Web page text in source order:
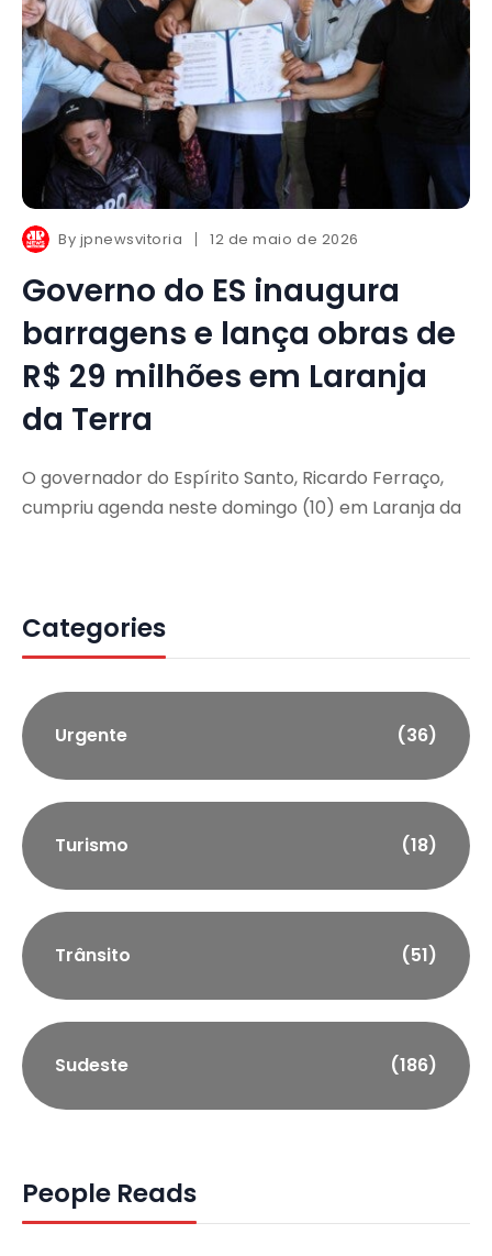
By jpnewsvitoria 12 de maio de 2026
Governo do ES inaugura
barragens e lança obras de
R$ 29 milhões em Laranja
da Terra
O governador do Espírito Santo, Ricardo Ferraço,
cumpriu agenda neste domingo (10) em Laranja da
Categories
Urgente (36)
Turismo (18)
Trânsito (51)
Sudeste (186)
People Reads